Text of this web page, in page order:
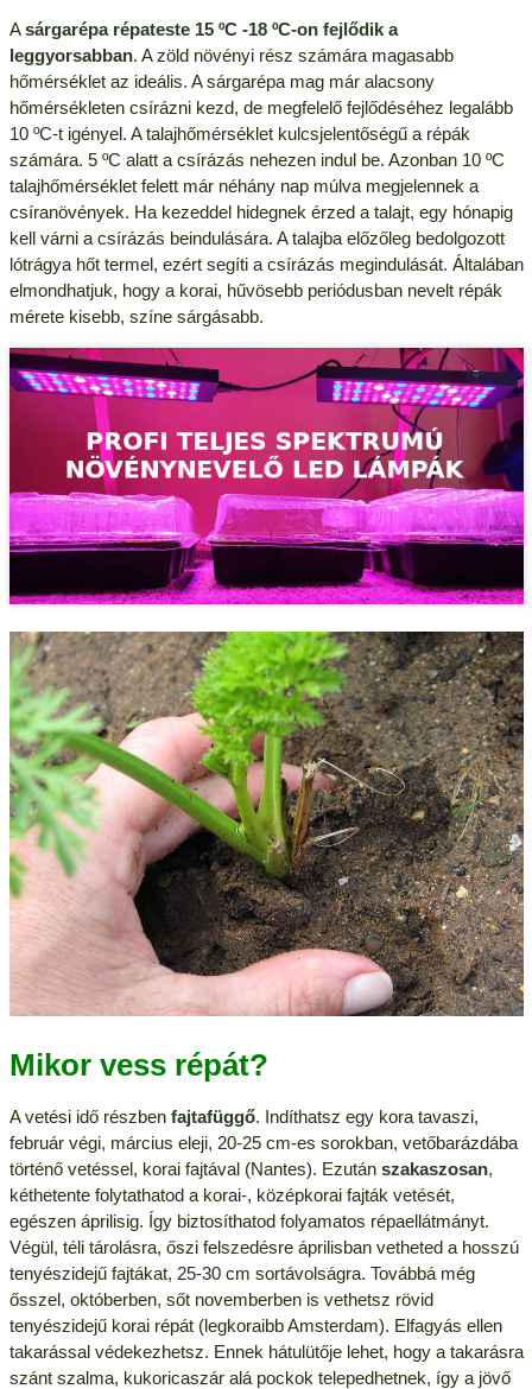
Asárgarépa répateste 15 ºC -18 ºC-on fejlődik a
leggyorsabban. A zöld növényi rész számára magasabb
hőmérséklet az ideális. A sárgarépa mag már alacsony
hőmérsékleten csírázni kezd, de megfelelő fejlődéséhez legalább
10 ºC-t igényel. A talajhőmérséklet kulcsjelentőségű a répák
számára. 5 ºC alatt a csírázás nehezen indul be. Azonban 10 ºC
talajhőmérséklet felett már néhány nap múlva megjelennek a
csíranövények. Ha kezeddel hidegnek érzed a talajt, egy hónapig
kell várni a csírázás beindulására. A talajba előzőleg bedolgozott
lótrágya hőt termel, ezért segíti a csírázás megindulását. Általában
elmondhatjuk, hogy a korai, hűvösebb periódusban nevelt répák
mérete kisebb, színe sárgásabb.
Mikor vess répát?
A vetési idő részben fajtafüggő. Indíthatsz egy kora tavaszi,
február végi, március eleji, 20-25 cm-es sorokban, vetőbarázdába
történő vetéssel, korai fajtával (Nantes). Ezután szakaszosan,
kéthetente folytathatod a korai-, középkorai fajták vetését,
egészen áprilisig. Így biztosíthatod folyamatos répaellátmányt.
Végül, téli tárolásra, őszi felszedésre áprilisban vetheted a hosszú
tenyészidejű fajtákat, 25-30 cm sortávolságra. Továbbá még
ősszel, októberben, sőt novemberben is vethetsz rövid
tenyészidejű korai répát (legkoraibb Amsterdam). Elfagyás ellen
takarással védekezhetsz. Ennek hátulütője lehet, hogy a takarásra
szánt szalma, kukoricaszár alá pockok telepedhetnek, így a jövő